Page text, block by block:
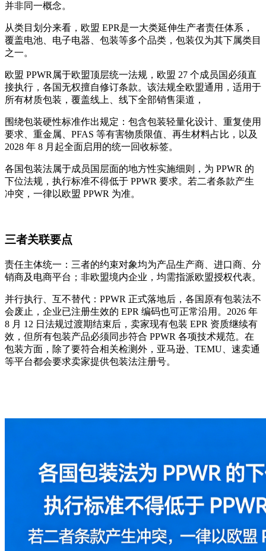
并非同一概念。
从类目划分来看，欧盟 EPR是一大类延伸生产者责任体系，
覆盖电池、电子电器、包装等多个品类，包装仅为其下属类目
之一。
欧盟 PPWR属于欧盟顶层统一法规，欧盟 27 个成员国必须直
接执行，各国无权擅自修订条款。该法规全欧盟通用，适用于
所有材质包装，覆盖线上、线下全部销售渠道，
围绕包装硬性标准作出规定：包含包装轻量化设计、重复使用
要求、重金属、PFAS 等有害物质限值、再生材料占比，以及
2028 年 8 月起全面启用的统一回收标签。
各国包装法属于成员国层面的地方性实施细则，为 PPWR 的
下位法规，执行标准不得低于 PPWR 要求。若二者条款产生
冲突，一律以欧盟 PPWR 为准。
三者关联要点
责任主体统一：三者的约束对象均为产品生产商、进口商、分
销商及电商平台；非欧盟境内企业，均需指派欧盟授权代表。
并行执行、互不替代：PPWR 正式落地后，各国原有包装法不
会废止，企业已注册生效的 EPR 编码也可正常沿用。2026 年
8 月 12 日法规过渡期结束后，卖家现有包装 EPR 资质继续有
效，但所有包装产品必须同步符合 PPWR 各项技术规范。在
包装方面，除了要符合相关检测外，亚马逊、TEMU、速卖通
等平台都会要求卖家提供包装法注册号。